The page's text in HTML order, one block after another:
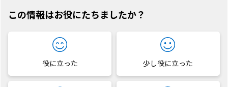
この情報はお役にたちましたか？
役に立った 少し役に立った